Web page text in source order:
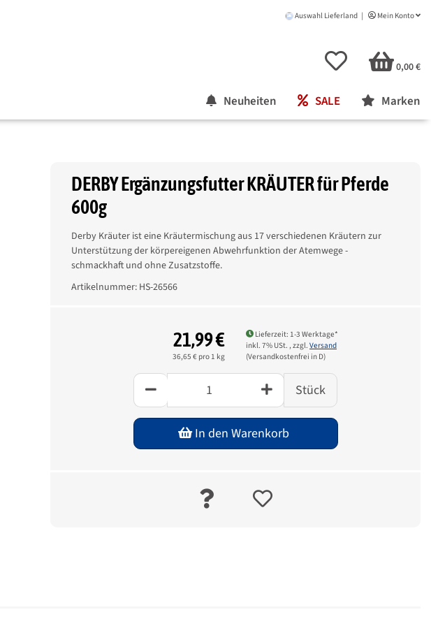
Auswahl Lieferland Mein Konto
0,00 €
Neuheiten SALE Marken
DERBY Ergänzungsfutter KRÄUTER für Pferde
600g
Derby Kräuter ist eine Kräutermischung aus 17 verschiedenen Kräutern zur
Unterstützung der körpereigenen Abwehrfunktion der Atemwege -
schmackhaft und ohne Zusatzstoffe.
Artikelnummer: HS-26566
21,99 €
36,65 € pro 1 kg
Lieferzeit: 1-3 Werktage*
inkl. 7% USt. , zzgl. Versand
(Versandkostenfrei in D)
Stück
In den Warenkorb